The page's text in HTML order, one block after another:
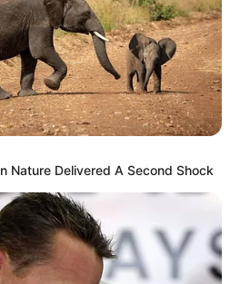
Nature Delivered A Second Shock